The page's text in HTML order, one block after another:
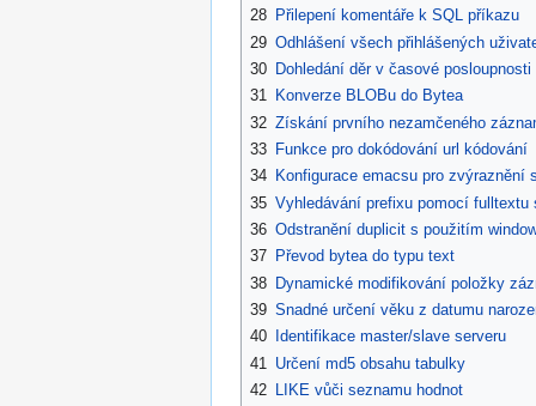
28 Přilepení komentáře k SQL příkazu
29 Odhlášení všech přihlášených
30 Dohledání děr v časové
31 Konverze BLOBu do Bytea
32 Získání prvního nezamčeného
33 Funkce pro dokódování url kódování
34 Konfigurace emacsu pro
35 Vyhledávání prefixu pomocí fulltextu
36 Odstranění duplicit s použitím
37 Převod bytea do typu text
38 Dynamické modifikování položky
39 Snadné určení věku z datumu
40
Identifikace master/slave serveru
41
Určení md5 obsahu tabulky
42 LIKE vůči seznamu hodnot